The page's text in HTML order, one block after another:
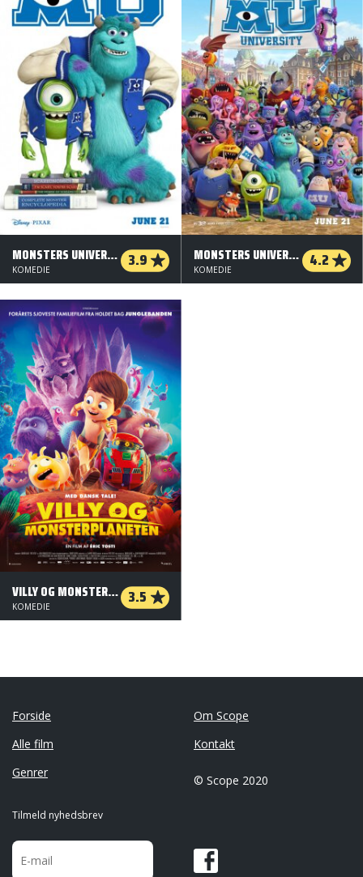
MONSTERS UNIVERSITY - ORG. VERS. - 2 D 3.9
KOMEDIE
MONSTERS UNIVERSITY - ORG. VERS. - 3 D 4.2
KOMEDIE
VILLY OG MONSTERPLANETEN 3.5
KOMEDIE
Forside
Alle film
Genrer
Om Scope
Kontakt
© Scope 2020
Tilmeld nyhedsbrev